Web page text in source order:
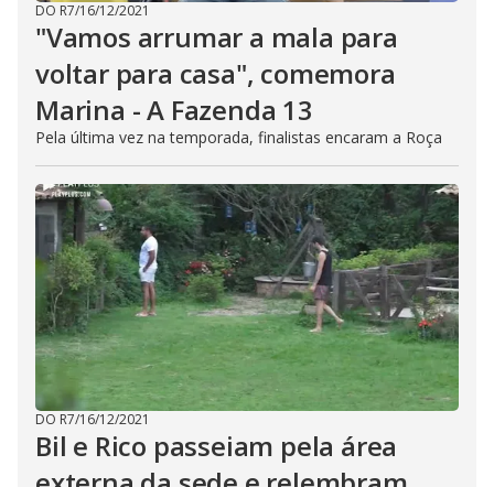
DO R7/16/12/2021
"Vamos arrumar a mala para
voltar para casa", comemora
Marina - A Fazenda 13
Pela última vez na temporada, finalistas encaram a Roça
DO R7/16/12/2021
Bil e Rico passeiam pela área